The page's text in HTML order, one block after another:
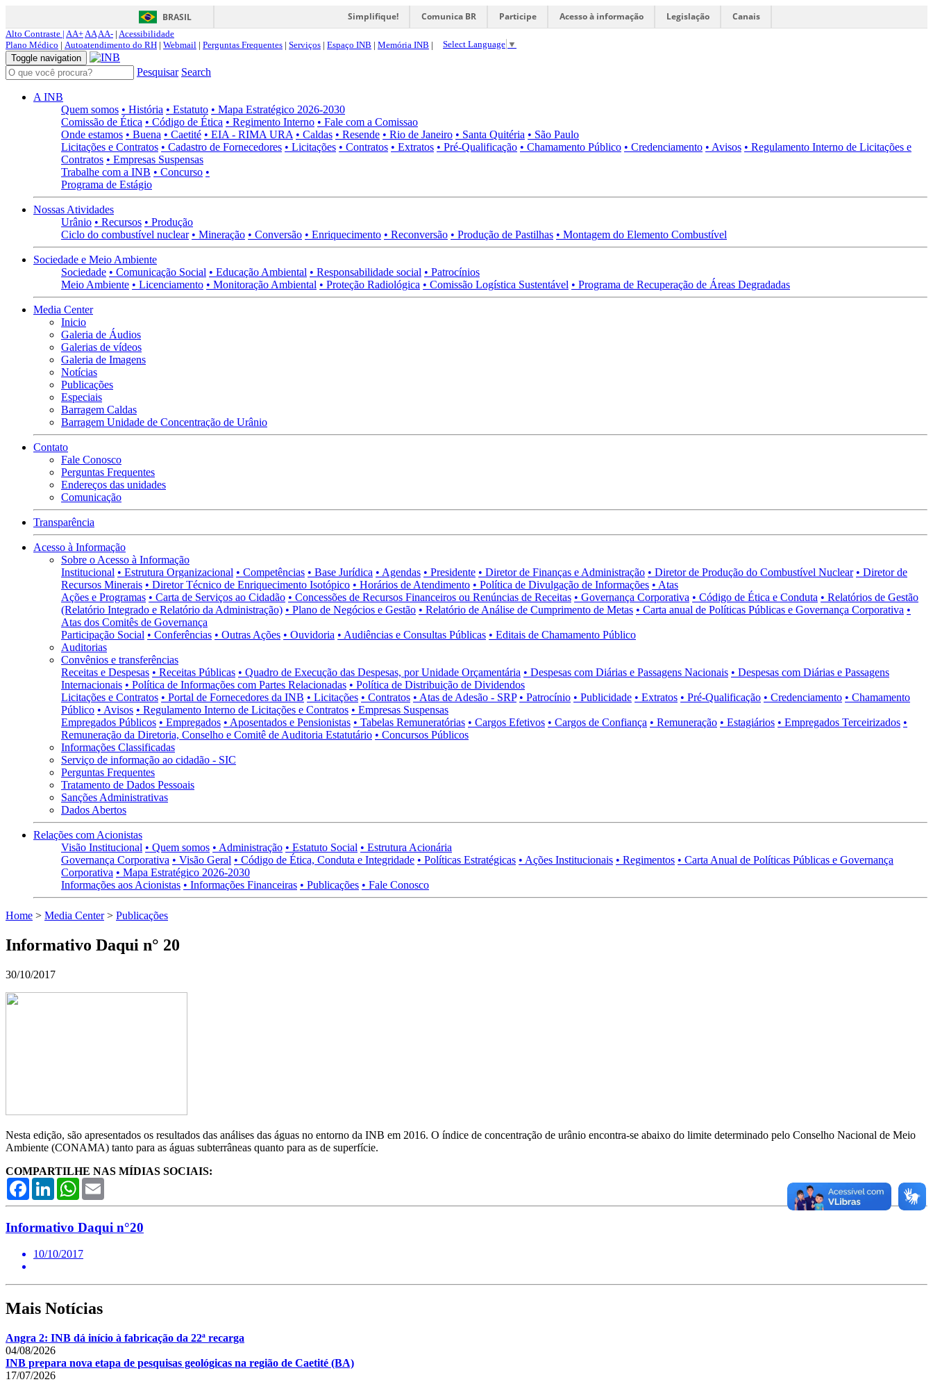
BRASIL Simplifique! Comunica BR Participe Acesso à informação Legislação Canais
Alto Contraste | AA+AAAA- | Acessibilidade
Plano Médico | Autoatendimento do RH | Webmail | Perguntas Frequentes | Serviços | Espaço INB | Memória INB | Select Language ▼
Toggle navigation
Pesquisar Search
A INB
Quem somos • História • Estatuto • Mapa Estratégico 2026-2030
Comissão de Ética • Código de Ética • Regimento Interno • Fale com a Comissao
Onde estamos • Buena • Caetité • EIA - RIMA URA • Caldas • Resende • Rio de Janeiro • Santa Quitéria • São Paulo
Licitações e Contratos • Cadastro de Fornecedores • Licitações • Contratos • Extratos • Pré-Qualificação • Chamamento Público • Credenciamento • Avisos • Regulamento Interno de Licitações e
Contratos • Empresas Suspensas
Trabalhe com a INB • Concurso •
Programa de Estágio
Nossas Atividades
Urânio • Recursos • Produção
Ciclo do combustível nuclear • Mineração • Conversão • Enriquecimento • Reconversão • Produção de Pastilhas • Montagem do Elemento Combustível
Sociedade e Meio Ambiente
Sociedade • Comunicação Social • Educação Ambiental • Responsabilidade social • Patrocínios
Meio Ambiente • Licenciamento • Monitoração Ambiental • Proteção Radiológica • Comissão Logística Sustentável • Programa de Recuperação de Áreas Degradadas
Media Center
Inicio
Galeria de Áudios
Galerias de vídeos
Galeria de Imagens
Notícias
Publicações
Especiais
Barragem Caldas
Barragem Unidade de Concentração de Urânio
Contato
Fale Conosco
Perguntas Frequentes
Endereços das unidades
Comunicação
Transparência
Acesso à Informação
Sobre o Acesso à Informação
Institucional • Estrutura Organizacional • Competências • Base Jurídica • Agendas • Presidente • Diretor de Finanças e Administração • Diretor de Produção do Combustível Nuclear • Diretor de
Recursos Minerais • Diretor Técnico de Enriquecimento Isotópico • Horários de Atendimento • Política de Divulgação de Informações • Atas
Ações e Programas • Carta de Serviços ao Cidadão • Concessões de Recursos Financeiros ou Renúncias de Receitas • Governança Corporativa • Código de Ética e Conduta • Relatórios de Gestão
(Relatório Integrado e Relatório da Administração) • Plano de Negócios e Gestão • Relatório de Análise de Cumprimento de Metas • Carta anual de Políticas Públicas e Governança Corporativa •
Atas dos Comitês de Governança
Participação Social • Conferências • Outras Ações • Ouvidoria • Audiências e Consultas Públicas • Editais de Chamamento Público
Auditorias
Convênios e transferências
Receitas e Despesas • Receitas Públicas • Quadro de Execução das Despesas, por Unidade Orçamentária • Despesas com Diárias e Passagens Nacionais • Despesas com Diárias e Passagens
Internacionais • Política de Informações com Partes Relacionadas • Política de Distribuição de Dividendos
Licitações e Contratos • Portal de Fornecedores da INB • Licitações • Contratos • Atas de Adesão - SRP • Patrocínio • Publicidade • Extratos • Pré-Qualificação • Credenciamento • Chamamento
Público • Avisos • Regulamento Interno de Licitações e Contratos • Empresas Suspensas
Empregados Públicos • Empregados • Aposentados e Pensionistas • Tabelas Remuneratórias • Cargos Efetivos • Cargos de Confiança • Remuneração • Estagiários • Empregados Terceirizados •
Remuneração da Diretoria, Conselho e Comitê de Auditoria Estatutário • Concursos Públicos
Informações Classificadas
Serviço de informação ao cidadão - SIC
Perguntas Frequentes
Tratamento de Dados Pessoais
Sanções Administrativas
Dados Abertos
Relações com Acionistas
Visão Institucional • Quem somos • Administração • Estatuto Social • Estrutura Acionária
Governança Corporativa • Visão Geral • Código de Ética, Conduta e Integridade • Políticas Estratégicas • Ações Institucionais • Regimentos • Carta Anual de Políticas Públicas e Governança
Corporativa • Mapa Estratégico 2026-2030
Informações aos Acionistas • Informações Financeiras • Publicações • Fale Conosco
Home > Media Center> Publicações
Informativo Daqui n° 20
30/10/2017
Nesta edição, são apresentados os resultados das análises das águas no entorno da INB em 2016. O índice de concentração de urânio encontra-se abaixo do limite determinado pelo Conselho Nacional de Meio
Ambiente (CONAMA) tanto para as águas subterrâneas quanto para as de superfície.
COMPARTILHE NAS MÍDIAS SOCIAIS:
FacebookLinkedInWhatsApp
Informativo Daqui n°20
10/10/2017
Mais Notícias
Angra 2: INB dá início à fabricação da 22ª recarga
04/08/2026
INB prepara nova etapa de pesquisas geológicas na região de Caetité (BA)
17/07/2026